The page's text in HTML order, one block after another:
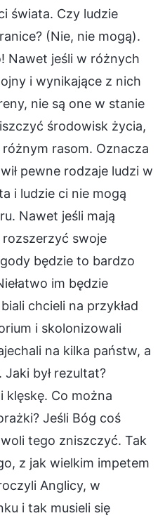
świata. Czy ludzie
(Nie, nie mogą).
Nawet jeśli w różnych
i wynikające z nich
nie są one w stanie
środowisk życia,
rasom. Oznacza
pewne rodzaje ludzi w
i ludzie ci nie mogą
Nawet jeśli mają
swoje
będzie to bardzo
im będzie
chcieli na przykład
i skolonizowali
na kilka państw, a
Jaki był rezultat?
klęskę. Co można
Jeśli Bóg coś
tego zniszczyć. Tak
z jak wielkim impetem
Anglicy, w
i tak musieli się